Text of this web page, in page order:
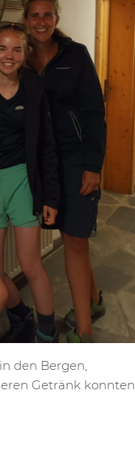
den Bergen,
Getränk konnten